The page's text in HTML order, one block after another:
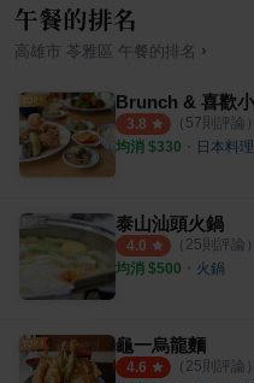
午餐的排名
高雄市 苓雅區 午餐的排名 ›
3.8 （ 57則評論）
均消 $330 ・ 日本料理
泰山汕頭火鍋
4.0 （ 25則評論）
均消 $500 ・ 火鍋
龜一烏龍麵
4.6 （ 25則評論）